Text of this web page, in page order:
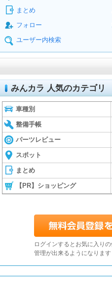
まとめ
フォロー
ユーザー内検索
みんカラ 人気のカテゴリ
車種別
整備手帳
パーツレビュー
スポット
まとめ
【PR】ショッピング
ログインするとお気に入り
管理が出来るようになります